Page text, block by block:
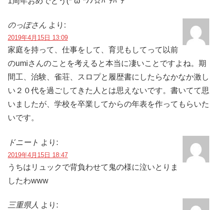
のっぽさん より:
2019年4月15日 13:09
家庭を持って、仕事をして、育児もしてって以前
のumiさんのことを考えると本当に凄いことですよね。期
間工、治験、雀荘、スロプと履歴書にしたらなかなか激し
い２０代を過ごしてきた人とは思えないです。書いてて思
いましたが、学校を卒業してからの年表を作ってもらいた
いです。
ドニート より:
2019年4月15日 18:47
うちはリュックで背負わせて鬼の様に泣いとりま
したわwww
三重県人 より: